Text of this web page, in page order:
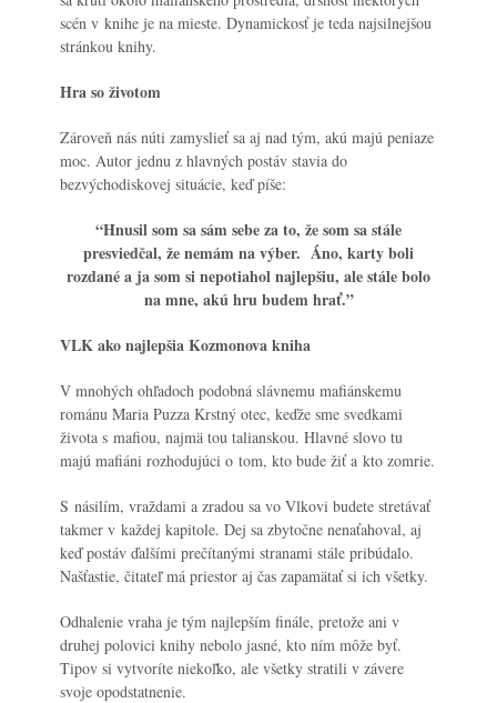
scén v knihe je na mieste. Dynamickosť je teda najsilnejšou
stránkou knihy.
Hra so životom
Zároveň nás núti zamyslieť sa aj nad tým, akú majú peniaze
moc. Autor jednu z hlavných postáv stavia do
bezvýchodiskovej situácie, keď píše:
“Hnusil som sa sám sebe za to, že som sa stále
presviedčal, že nemám na výber. Áno, karty boli
rozdané a ja som si nepotiahol najlepšiu, ale stále bolo
na mne, akú hru budem hrať.”
VLK ako najlepšia Kozmonova kniha
V mnohých ohľadoch podobná slávnemu mafiánskemu
románu Maria Puzza Krstný otec, keďže sme svedkami
života s mafiou, najmä tou talianskou. Hlavné slovo tu
majú mafiáni rozhodujúci o tom, kto bude žiť a kto zomrie.
S násilím, vraždami a zradou sa vo Vlkovi budete stretávať
takmer v každej kapitole. Dej sa zbytočne nenaťahoval, aj
keď postáv ďalšími prečítanými stranami stále pribúdalo.
Našťastie, čitateľ má priestor aj čas zapamätať si ich všetky.
Odhalenie vraha je tým najlepším finále, pretože ani v
druhej polovici knihy nebolo jasné, kto ním môže byť.
Tipov si vytvoríte niekoľko, ale všetky stratili v závere
svoje opodstatnenie.